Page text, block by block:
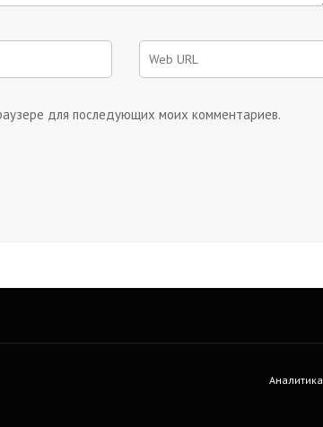
для последующих моих комментариев.
Аналитика